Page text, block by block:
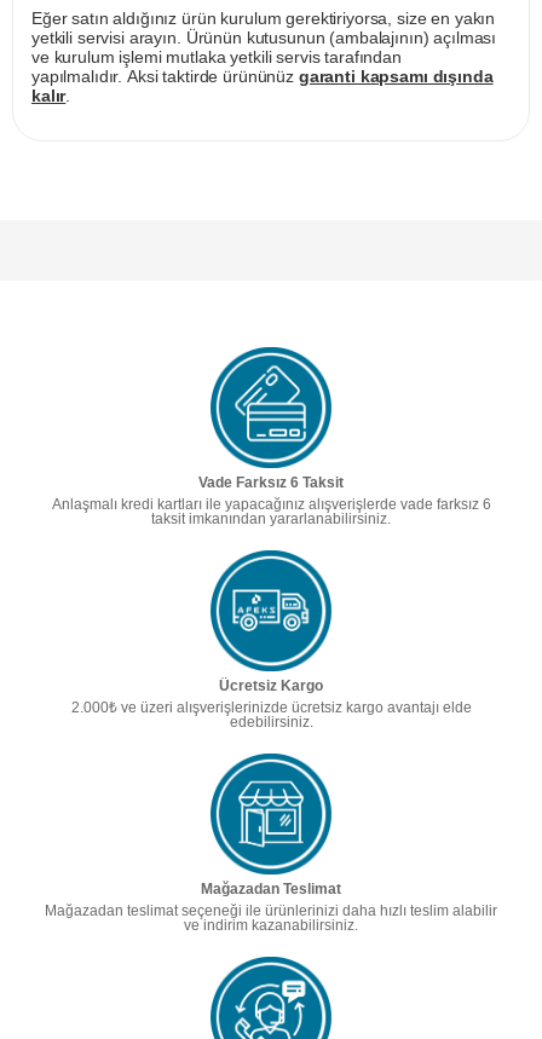
Eğer satın aldığınız ürün kurulum gerektiriyorsa, size en yakın
yetkili servisi arayın. Ürünün kutusunun (ambalajının) açılması
ve kurulum işlemi mutlaka yetkili servis tarafından
yapılmalıdır. Aksi taktirde ürününüz garanti kapsamı dışında
kalır.
Vade Farksız 6 Taksit
Anlaşmalı kredi kartları ile yapacağınız alışverişlerde vade farksız 6
taksit imkanından yararlanabilirsiniz.
Ücretsiz Kargo
2.000₺ ve üzeri alışverişlerinizde ücretsiz kargo avantajı elde
edebilirsiniz.
Mağazadan Teslimat
Mağazadan teslimat seçeneği ile ürünlerinizi daha hızlı teslim alabilir
ve indirim kazanabilirsiniz.